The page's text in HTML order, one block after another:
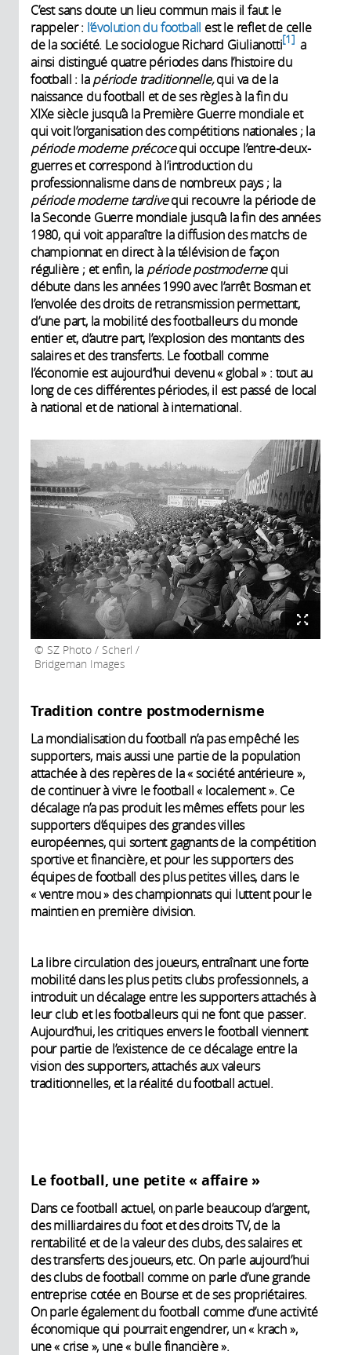
C’est sans doute un lieu commun mais il faut le
rappeler : l’évolution du football est le reflet de celle
de la société. Le sociologue Richard Giulianotti 1 a
ainsi distingué quatre périodes dans l’histoire du
football : lapériode traditionnelle,qui va de la
naissance du football et de ses règles à la fin du
XIXe siècle jusqu’à la Première Guerre mondiale et
qui voit l’organisation des compétitions nationales ; la
période moderne précocequi occupe l’entre-deux-
guerres et correspond à l’introduction du
professionnalisme dans de nombreux pays ; la
période moderne tardivequi recouvre la période de
la Seconde Guerre mondiale jusqu’à la fin des années
1980, qui voit apparaître la diffusion des matchs de
championnat en direct à la télévision de façon
régulière ; et enfin, la période postmodernequi
débute dans les années 1990 avec l’arrêt Bosman et
l’envolée des droits de retransmission permettant,
d’une part, la mobilité des footballeurs du monde
entier et, d’autre part, l’explosion des montants des
salaires et des transferts. Le football comme
l’économie est aujourd’hui devenu « global » : tout au
long de ces différentes périodes, il est passé de local
à national et de national à international.
SZ Photo / Scherl /
Bridgeman Images
Tradition contre postmodernisme
La mondialisation du football n’a pas empêché les
supporters, mais aussi une partie de la population
attachée à des repères de la « société antérieure »,
de continuer à vivre le football « localement ». Ce
décalage n’a pas produit les mêmes effets pour les
supporters d’équipes des grandes villes
européennes, qui sortent gagnants de la compétition
sportive et financière, et pour les supporters des
équipes de football des plus petites villes, dans le
« ventre mou » des championnats qui luttent pour le
maintien en première division.
La libre circulation des joueurs, entraînant une forte
mobilité dans les plus petits clubs professionnels, a
introduit un décalage entre les supporters attachés à
leur club et les footballeurs qui ne font que passer.
Aujourd’hui, les critiques envers le football viennent
pour partie de l’existence de ce décalage entre la
vision des supporters, attachés aux valeurs
traditionnelles, et la réalité du football actuel.
Le football, une petite « affaire »
Dans ce football actuel, on parle beaucoup d’argent,
des milliardaires du foot et des droits TV, de la
rentabilité et de la valeur des clubs, des salaires et
des transferts des joueurs, etc. On parle aujourd’hui
des clubs de football comme on parle d’une grande
entreprise cotée en Bourse et de ses propriétaires.
On parle également du football comme d’une activité
économique qui pourrait engendrer, un « krach »,
une « crise », une « bulle financière ».